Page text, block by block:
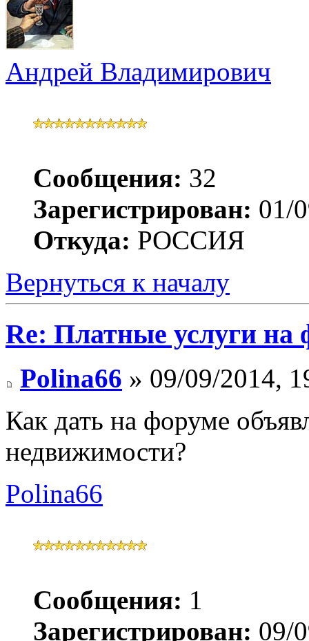
Андрей Владимирович
Сообщения: 32
Зарегистрирован: 01/
Откуда: РОССИЯ
Вернуться к началу
Re: Платные услуги на
Polina66 » 09/09/2014,
Как дать на форуме
недвижимости?
Polina66
Сообщения: 1
Зарегистрирован: 09/